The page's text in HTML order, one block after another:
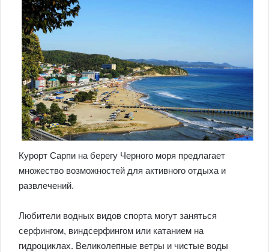
Курорт Сарпи на берегу Черного моря предлагает
множество возможностей для активного отдыха и
развлечений.
Любители водных видов спорта могут заняться
серфингом, виндсерфингом или катанием на
гидроциклах. Великолепные ветры и чистые воды